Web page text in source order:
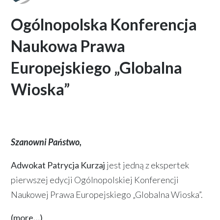
Ogólnopolska Konferencja
Naukowa Prawa
Europejskiego „Globalna
Wioska”
Szanowni Państwo,
Adwokat Patrycja Kurzaj jest jedną z ekspertek
pierwszej edycji Ogólnopolskiej Konferencji
Naukowej Prawa Europejskiego „Globalna Wioska”.
(more…)